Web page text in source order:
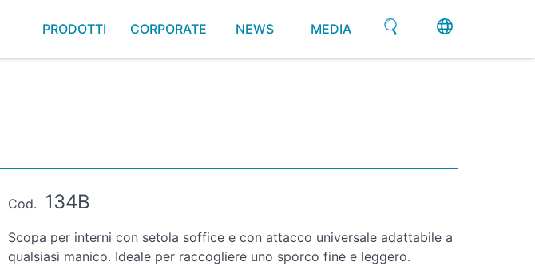
PRODOTTI CORPORATE NEWS MEDIA
Cod. 134B
Scopa per interni con setola soffice e con attacco universale adattabile a
qualsiasi manico. Ideale per raccogliere uno sporco fine e leggero.